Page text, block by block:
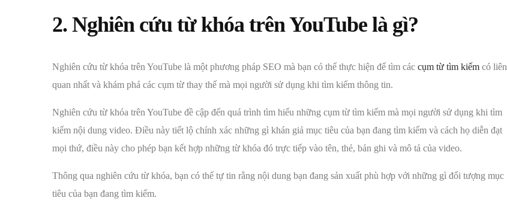
2. Nghiên cứu từ khóa trên YouTube là gì?
Nghiên cứu từ khóa trên YouTube là một phương pháp SEO mà bạn có thể thực hiện để tìm các cụm từ tìm kiếm có liên
quan nhất và khám phá các cụm từ thay thế mà mọi người sử dụng khi tìm kiếm thông tin.
Nghiên cứu từ khóa trên YouTube đề cập đến quá trình tìm hiểu những cụm từ tìm kiếm mà mọi người sử dụng khi tìm
kiếm nội dung video. Điều này tiết lộ chính xác những gì khán giả mục tiêu của bạn đang tìm kiếm và cách họ diễn đạt
mọi thứ, điều này cho phép bạn kết hợp những từ khóa đó trực tiếp vào tên, thẻ, bản ghi và mô tả của video.
Thông qua nghiên cứu từ khóa, bạn có thể tự tin rằng nội dung bạn đang sản xuất phù hợp với những gì đối tượng mục
tiêu của bạn đang tìm kiếm.